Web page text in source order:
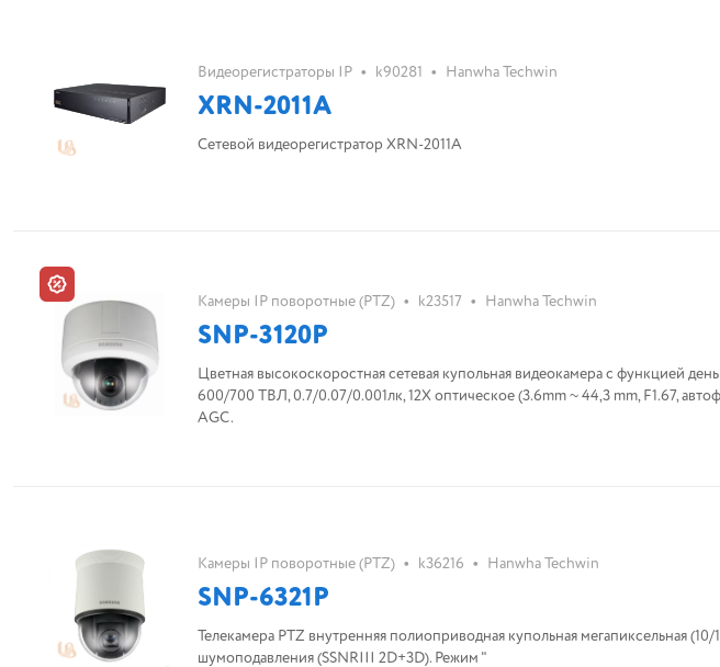
Видеорегистраторы IP • k90281 • Hanwha Techwin
XRN-2011A
Сетевой видеорегистратор XRN-2011A
Камеры IP поворотные (PTZ) • k23517 • Hanwha Techwin
SNP-3120P
Цветная высокоскоростная сетевая купольная видеокамера с функцией
600/700 ТВЛ, 0.7/0.07/0.001лк, 12X оптическое (3.6mm ~ 44,3 mm, F1.67,
AGC.
Камеры IP поворотные (PTZ) • k36216 • Hanwha Techwin
SNP-6321P
Телекамера PTZ внутренняя полиоприводная купольная мегапиксельная
шумоподавления (SSNRIII 2D+3D). Режим "